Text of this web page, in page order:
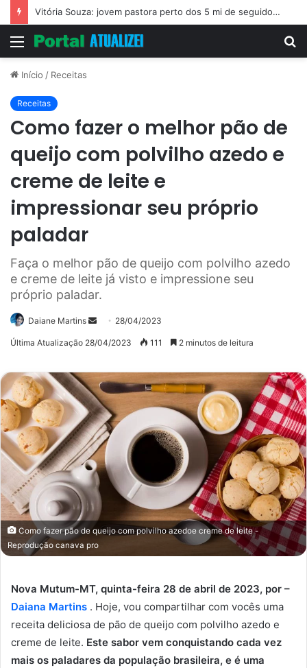
Vitória Souza: jovem pastora perto dos 5 mi de seguidores na web
Menu
Início / Receitas
Receitas
Como fazer o melhor pão de
queijo com polvilho azedo e
creme de leite e
impressionar seu próprio
paladar
Faça o melhor pão de queijo com polvilho azedo
e creme de leite já visto e impressione seu
próprio paladar.
Daiane Martins
Mande28/04/2023
Última Atualização 28/04/2023 111 2 minutos de leitura
Como fazer pão de queijo com polvilho azedoe creme de leite -
Reprodução canava pro
Nova Mutum-MT, quinta-feira 28 de abril de 2023, por –
Daiana Martins . Hoje, vou compartilhar com vocês uma
receita deliciosa de pão de queijo com polvilho azedo e
creme de leite. Este sabor vem conquistando cada vez
mais os paladares da população brasileira, e é uma